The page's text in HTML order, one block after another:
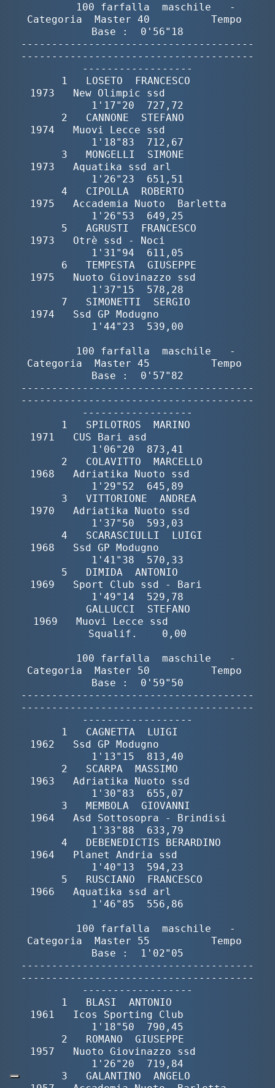
        100 farfalla  maschile   -
Categoria  Master 40          Tempo
Base :  0'56"18
--------------------------------------
--------------------------------------
------------------
       1   LOSETO  FRANCESCO
1973   New Olimpic ssd
1'17"20  727,72
       2   CANNONE  STEFANO
1974   Muovi Lecce ssd
1'18"83  712,67
       3   MONGELLI  SIMONE
1973   Aquatika ssd arl
1'26"23  651,51
       4   CIPOLLA  ROBERTO
1975   Accademia Nuoto  Barletta
1'26"53  649,25
       5   AGRUSTI  FRANCESCO
1973   Otrè ssd - Noci
1'31"94  611,05
       6   TEMPESTA  GIUSEPPE
1975   Nuoto Giovinazzo ssd
1'37"15  578,28
       7   SIMONETTI  SERGIO
1974   Ssd GP Modugno
1'44"23  539,00
        100 farfalla  maschile   -
Categoria  Master 45          Tempo
Base :  0'57"82
--------------------------------------
--------------------------------------
------------------
       1   SPILOTROS  MARINO
1971   CUS Bari asd
1'06"20  873,41
       2   COLAVITTO  MARCELLO
1968   Adriatika Nuoto ssd
1'29"52  645,89
       3   VITTORIONE  ANDREA
1970   Adriatika Nuoto ssd
1'37"50  593,03
       4   SCARASCIULLI  LUIGI
1968   Ssd GP Modugno
1'41"38  570,33
       5   DIMIDA  ANTONIO
1969   Sport Club ssd - Bari
1'49"14  529,78
           GALLUCCI  STEFANO
1969   Muovi Lecce ssd
Squalif.    0,00
        100 farfalla  maschile   -
Categoria  Master 50          Tempo
Base :  0'59"50
--------------------------------------
--------------------------------------
------------------
       1   CAGNETTA  LUIGI
1962   Ssd GP Modugno
1'13"15  813,40
       2   SCARPA  MASSIMO
1963   Adriatika Nuoto ssd
1'30"83  655,07
       3   MEMBOLA  GIOVANNI
1964   Asd Sottosopra - Brindisi
1'33"88  633,79
       4   DEBENEDICTIS BERARDINO
1964   Planet Andria ssd
1'40"13  594,23
       5   RUSCIANO  FRANCESCO
1966   Aquatika ssd arl
1'46"85  556,86
        100 farfalla  maschile   -
Categoria  Master 55          Tempo
Base :  1'02"05
--------------------------------------
--------------------------------------
------------------
       1   BLASI  ANTONIO
1961   Icos Sporting Club
1'18"50  790,45
       2   ROMANO  GIUSEPPE
1957   Nuoto Giovinazzo ssd
1'26"20  719,84
       3   GALANTINO  ANGELO